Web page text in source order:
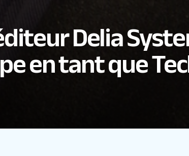
Delia
en tant que